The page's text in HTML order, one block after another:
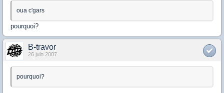
oua c'gars
pourquoi?
B-travor
26 juin 2007
pourquoi?